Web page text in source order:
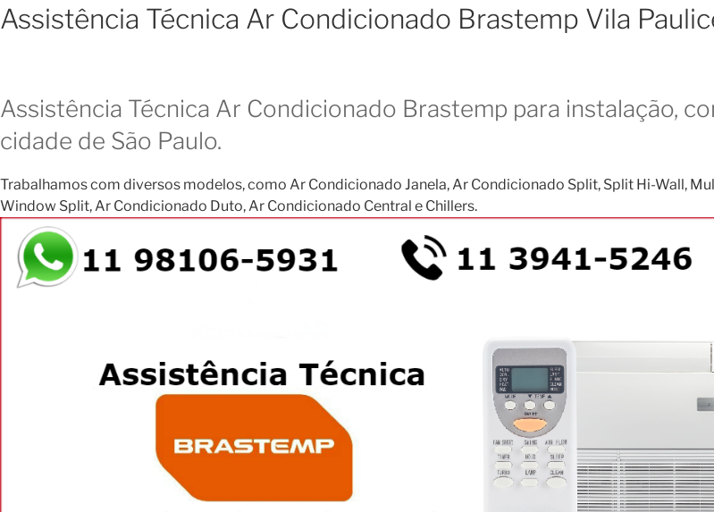
Assistência Técnica Ar Condicionado Brastemp Vila
Assistência Técnica Ar Condicionado Brastemp para instalação,
cidade de São Paulo.
Trabalhamos com diversos modelos, como Ar Condicionado Janela, Ar Condicionado Split, Split Hi-Wall,
Window Split, Ar Condicionado Duto, Ar Condicionado Central e Chillers.